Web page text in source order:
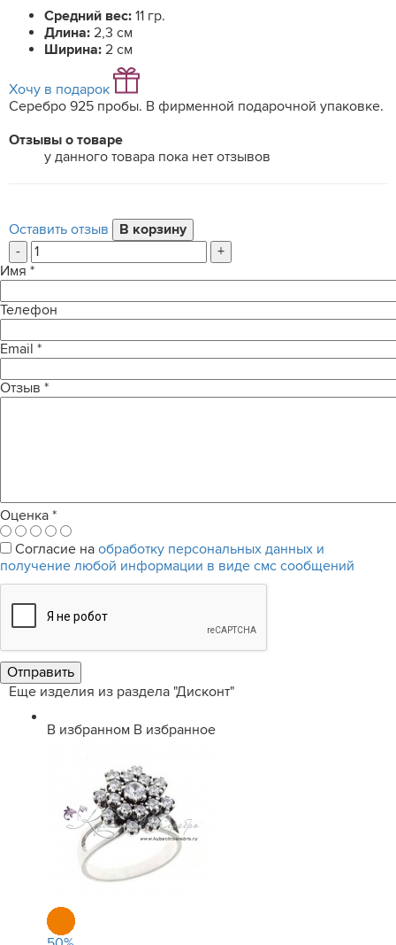
Средний вес: 11 гр.
Длина: 2,3 см
Ширина: 2 см
Хочу в подарок
Серебро 925 пробы. В фирменной подарочной упаковке.
Отзывы о товаре
у данного товара пока нет отзывов
Оставить отзыв
-
+
Имя *
Телефон
Email *
Отзыв *
Оценка *
Согласие на обработку персональных данных и
получение любой информации в виде смс сообщений
Еще изделия из раздела "Дисконт"
В избранном В избранное